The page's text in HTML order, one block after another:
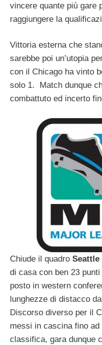
vincere quante più gare
raggiungere la
Vittoria esterna che
sarebbe poi un’utopia
con il Chicago ha vinto
solo 1. Match dunque
combattuto ed incerto
Chiude il quadro Seattle
di casa con ben 23
posto in western
lunghezze di distacco
Discorso diverso per il
messi in cascina fino
classifica, gara dunque